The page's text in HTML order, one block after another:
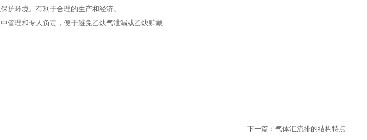
护环境。有利于合理的生产和经济。
管理和专人负责，便于避免乙炔气泄漏或乙炔贮藏
下一篇： 气体汇流排的结构特点